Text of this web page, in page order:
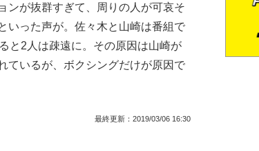
ンが抜群すぎて、周りの人が可哀そ
いった声が。佐々木と山崎は番組で
と2人は疎遠に。その原因は山崎が
ているが、ボクシングだけが原因で
最終更新： 2019/03/06 16:30